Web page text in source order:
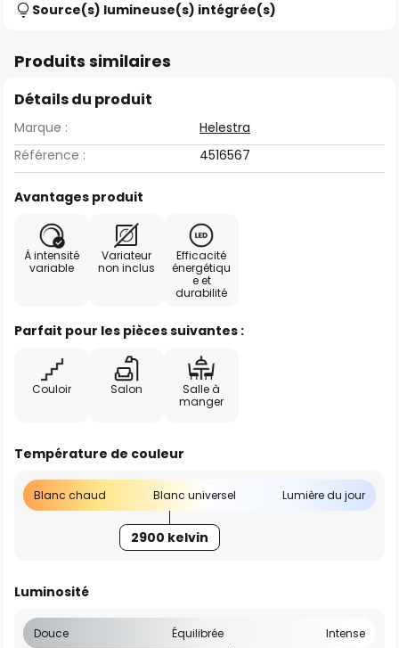
Source(s) lumineuse(s) intégrée(s)
Produits similaires
Détails du produit
Marque :
Helestra
Référence :
4516567
Avantages produit
À intensité
variable
Variateur
non inclus
Efficacité
énergétiqu
e et
durabilité
Parfait pour les pièces suivantes :
Couloir Salon
Salle à
manger
Température de couleur
Blanc chaud Blanc universel Lumière du jour
2900 kelvin
Luminosité
Douce Équilibrée Intense